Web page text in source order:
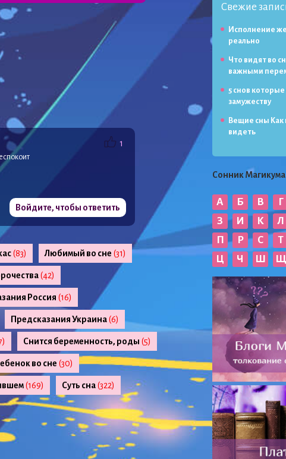
1
Войдите, чтобы ответить
(83) Любимый во сне (31)
(42)
Россия (16)
Предсказания Украина(6)
Снится беременность, роды (5)
во сне (30)
(169) Суть сна(322)
Свежие
Исполнение
реально
Что видят во
важными
5 снов которые
замужеству
Вещие сны Как
видеть
Сонник Магикума
А Б В Г
З
И К Л
П
Р С Т
Ц
Ч Ш Щ